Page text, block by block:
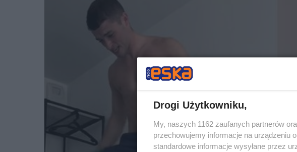
Drogi Użytkowniku,
My, naszych 1162 zaufanych partnerów
przechowujemy informacje na urządzeniu
standardowe informacje wysyłane przez